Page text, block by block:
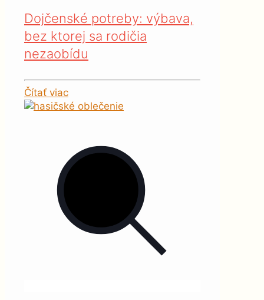
Dojčenské potreby: výbava,
bez ktorej sa rodičia
nezaobídu
Čítať viac